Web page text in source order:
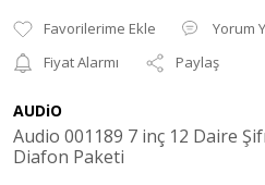
Yorum
Fiyat Alarmı
Paylaş
AUDiO
Audio 001189 7 inç 12 Daire
Diafon Paketi